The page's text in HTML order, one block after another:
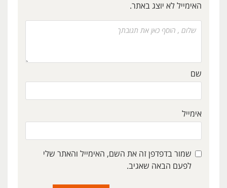
האימייל לא יוצג באתר.
שם
אימייל
שמור בדפדפן זה את השם, האימייל והאתר שלי
לפעם הבאה שאגיב.